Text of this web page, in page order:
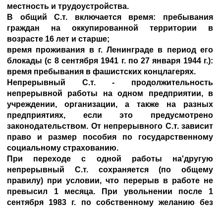
местность и трудоустройства.
В общий С.т. включается время: пребывания
граждан на оккупированной территории в
возрасте 16 лет и старше;
время проживания в г. Ленинграде в период его
блокады (с 8 сентября 1941 г. по 27 января 1944 г.):
время пребывания в фашистских концлагерях.
Непрерывный С.т. - продолжительность
непрерывной работы на одном предприятии, в
учреждении, организации, а также на разных
предприятиях, если это предусмотрено
законодательством. От непрерывного С.т. зависит
право и размер пособия по государственному
социальному страхованию.
При переходе с одной работы на'другую
непрерывный С.т. сохраняется (по общему
правилу) при условии, что перерыв в работе не
превысил 1 месяца. При увольнении после 1
сентября 1983 г. по собственному желанию без